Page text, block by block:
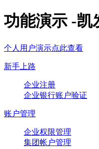
功能演示 -凯
个人用户演示点此查看
新手上路
企业注册
企业银行账户验证
账户管理
企业权限管理
集团帐户管理